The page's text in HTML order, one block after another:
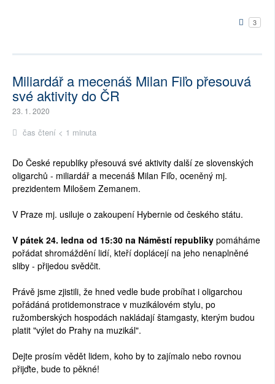
3
Miliardář a mecenáš Milan Fiľo přesouvá
své aktivity do ČR
23. 1. 2020
čas čtení < 1 minuta
Do České republiky přesouvá své aktivity další ze slovenských
oligarchů - miliardář a mecenáš Milan Fiľo, oceněný mj.
prezidentem Milošem Zemanem.
V Praze mj. usiluje o zakoupení Hybernie od českého státu.
V pátek 24. ledna od 15:30 na Náměstí republiky pomáháme
pořádat shromáždění lidí, kteří doplácejí na jeho nenaplněné
sliby - přijedou svědčit.
Právě jsme zjistili, že hned vedle bude probíhat i oligarchou
pořádáná protidemonstrace v muzikálovém stylu, po
ružomberských hospodách nakládají štamgasty, kterým budou
platit "výlet do Prahy na muzikál".
Dejte prosím vědět lidem, koho by to zajímalo nebo rovnou
přijďte, bude to pěkné!